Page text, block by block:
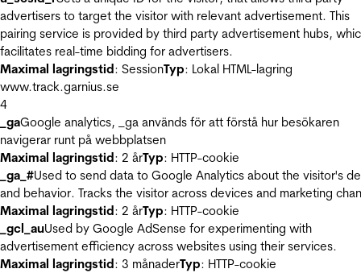
advertisers to target the visitor with relevant advertisement. This
pairing service is provided by third party advertisement hubs,
facilitates real-time bidding for advertisers.
Maximal lagringstid: SessionTyp: Lokal HTML-lagring
www.track.garnius.se
4
_gaGoogle analytics, _ga används för att förstå hur besökaren
navigerar runt på webbplatsen
Maximal lagringstid: 2 årTyp: HTTP-cookie
_ga_#Used to send data to Google Analytics about the visitor's
and behavior. Tracks the visitor across devices and marketing
Maximal lagringstid: 2 årTyp: HTTP-cookie
_gcl_auUsed by Google AdSense for experimenting with
advertisement efficiency across websites using their services.
Maximal lagringstid: 3 månaderTyp: HTTP-cookie